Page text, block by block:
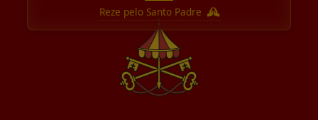
Reze pelo Santo Padre